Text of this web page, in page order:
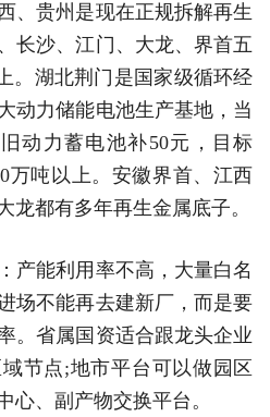
、贵州是现在正规拆解再生
长沙、江门、大龙、界首五
。湖北荆门是国家级循环经
动力储能电池生产基地，当
动力蓄电池补50元，目标
万吨以上。安徽界首、江西
龙都有多年再生金属底子。
产能利用率不高，大量白名
场不能再去建新厂，而是要
。省属国资适合跟龙头企业
节点;地市平台可以做园区
心、副产物交换平台。